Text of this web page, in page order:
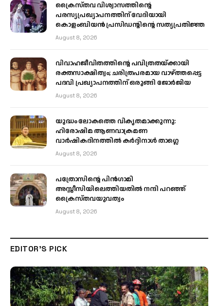
ക്രൈസ്തവ വിശ്വാസത്തിന്റെ
പരസ്യപ്രഖ്യാപനത്തിന് വേദിയായി
കൊളംബിയൻ പ്രസിഡന്റിന്റെ സത്യപ്രതിജ്ഞ
August 8, 2026
വിവാഹജീവിതത്തിന്റെ പവിത്രതയ്ക്കായി
രക്തസാക്ഷിത്വം; ചരിത്രപരമായ വാഴ്ത്തപ്പെട്ട
പദവി പ്രഖ്യാപനത്തിന് ഒരുങ്ങി ജോര്‍ജിയ
August 8, 2026
യുദ്ധം ലോകത്തെ വികൃതമാക്കുന്നു:
ഹിരോഷിമ ആണവാക്രമണ
വാർഷികദിനത്തിൽ കർദ്ദിനാൾ താഗ്ലെ
August 8, 2026
പത്രോസിന്റെ പിൻഗാമി
അസ്സീസിയിലെത്തിയതിൽ നന്ദി പറഞ്ഞ്
ക്രൈസ്തവയുവത്വം
August 8, 2026
EDITOR'S PICK